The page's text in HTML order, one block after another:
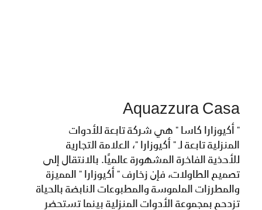
Aquazzura Casa
" أكيوزارا كاسا " هي شركة تابعة للأدوات
المنزلية تابعة لـ " أكيوزارا "، العلامة التجارية
للأحذية الفاخرة المشهورة عالميًا. بالانتقال إلى
تصميم الطاولات، فإن زخارف " أكيوزارا " المميزة
والمطرزات الملموسة والمطبوعات النابضة بالحياة
تزدحم بمجموعة الأدوات المنزلية بينما تستحضر